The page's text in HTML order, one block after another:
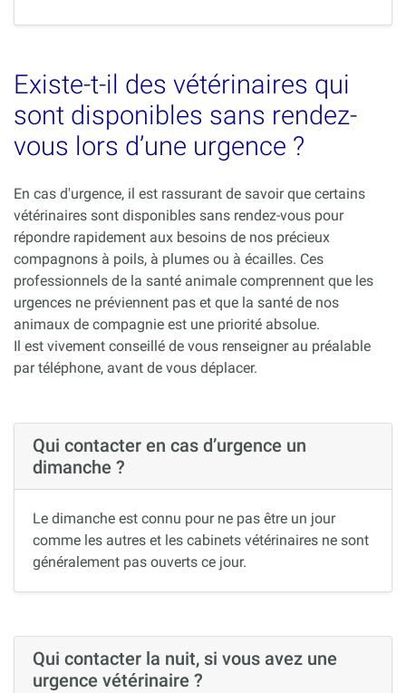
Existe-t-il des vétérinaires qui
sont disponibles sans rendez-
vous lors d’une urgence ?
En cas d'urgence, il est rassurant de savoir que certains
vétérinaires sont disponibles sans rendez-vous pour
répondre rapidement aux besoins de nos précieux
compagnons à poils, à plumes ou à écailles. Ces
professionnels de la santé animale comprennent que les
urgences ne préviennent pas et que la santé de nos
animaux de compagnie est une priorité absolue.
Il est vivement conseillé de vous renseigner au préalable
par téléphone, avant de vous déplacer.
Qui contacter en cas d’urgence un
dimanche ?
Le dimanche est connu pour ne pas être un jour
comme les autres et les cabinets vétérinaires ne sont
généralement pas ouverts ce jour.
Qui contacter la nuit, si vous avez une
urgence vétérinaire ?